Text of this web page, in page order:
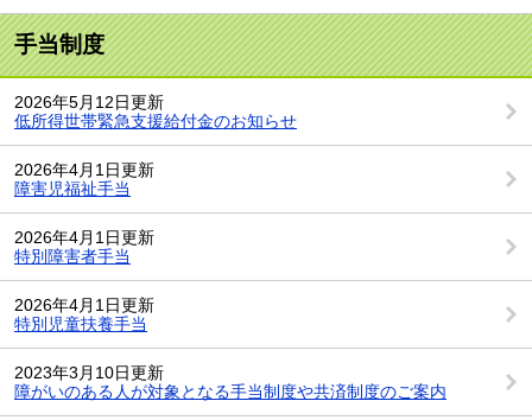
手当制度
2026年5月12日更新
低所得世帯緊急支援給付金のお知らせ
2026年4月1日更新
障害児福祉手当
2026年4月1日更新
特別障害者手当
2026年4月1日更新
特別児童扶養手当
2023年3月10日更新
障がいのある人が対象となる手当制度や共済制度のご案内